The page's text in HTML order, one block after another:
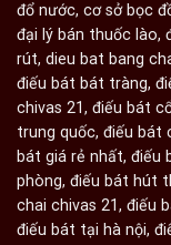
đổ nước, cơ sở bọc
đại lý bán thuốc lào,
rút, dieu bat bang
điếu bát bát tràng,
chivas 21, điếu bát
trung quốc, điếu bát
bát giá rẻ nhất, điếu
phòng, điếu bát hút
chai chivas 21, điếu
điếu bát tại hà nội,